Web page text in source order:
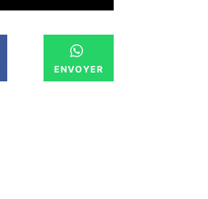
ENVOYER